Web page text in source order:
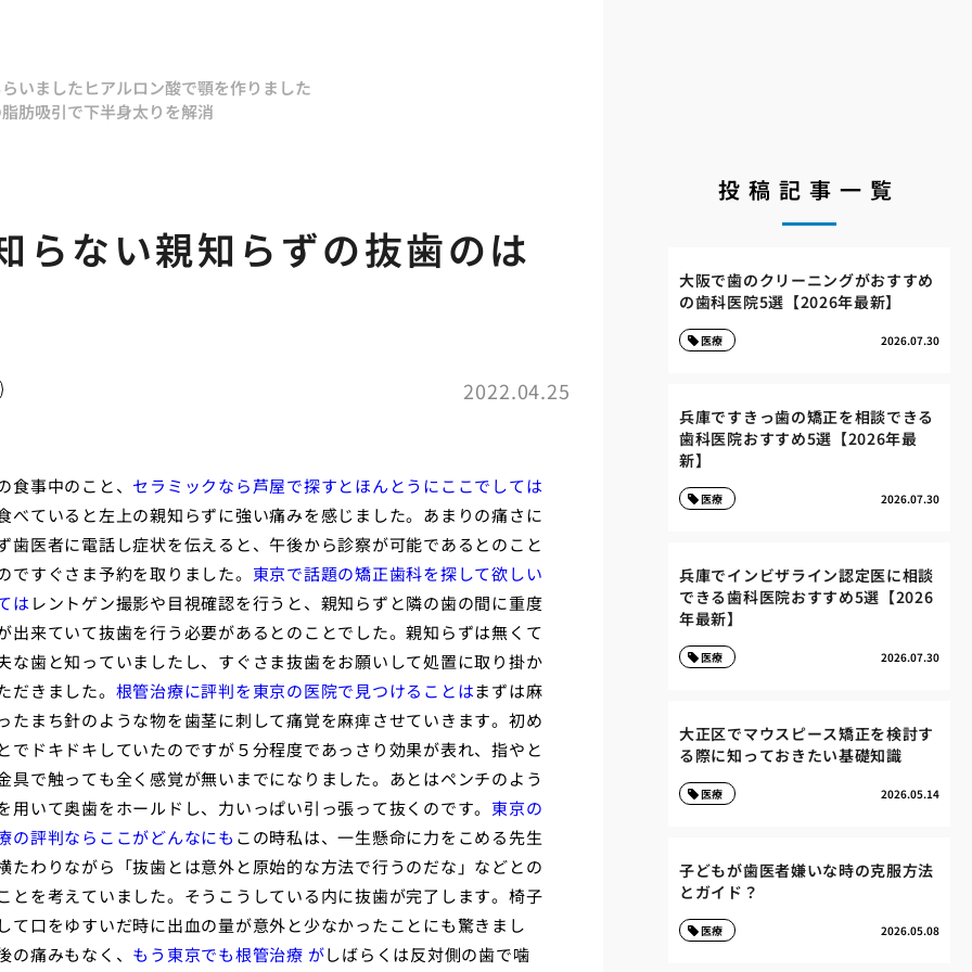
いましたヒアルロン酸で顎を作りました
肪吸引で下半身太りを解消
らない親知らずの抜歯のは
2022.04.25
食事中のこと、 セラミックなら芦屋で探すとほんとうにここでしては
べていると左上の親知らずに強い痛みを感じました。あまりの痛さに
歯医者に電話し症状を伝えると、午後から診察が可能であるとのこと
ですぐさま予約を取りました。 東京で話題の矯正歯科を探して欲しい
は レントゲン撮影や目視確認を行うと、親知らずと隣の歯の間に重度
出来ていて抜歯を行う必要があるとのことでした。親知らずは無くて
な歯と知っていましたし、すぐさま抜歯をお願いして処置に取り掛か
だきました。 根管治療に評判を東京の医院で見つけることはまずは麻
たまち針のような物を歯茎に刺して痛覚を麻痺させていきます。初め
でドキドキしていたのですが５分程度であっさり効果が表れ、指やと
具で触っても全く感覚が無いまでになりました。あとはペンチのよう
用いて奥歯をホールドし、力いっぱい引っ張って抜くのです。 東京の
の評判ならここがどんなにも この時私は、一生懸命に力をこめる先生
たわりながら「抜歯とは意外と原始的な方法で行うのだな」などとの
とを考えていました。そうこうしている内に抜歯が完了します。椅子
て口をゆすいだ時に出血の量が意外と少なかったことにも驚きまし
の痛みもなく、 もう東京でも根管治療 がしばらくは反対側の歯で噛
投稿記事一覧
大阪で歯のクリーニングがおすすめ
の歯科医院5選【2026年最新】
2026.07.30
医療
兵庫ですきっ歯の矯正を相談できる
歯科医院おすすめ5選【2026年最
新】
2026.07.30
医療
兵庫でインビザライン認定医に相談
できる歯科医院おすすめ5選【2026
年最新】
2026.07.30
医療
大正区でマウスピース矯正を検討す
る際に知っておきたい基礎知識
2026.05.14
医療
子どもが歯医者嫌いな時の克服方法
とガイド？
2026.05.08
医療